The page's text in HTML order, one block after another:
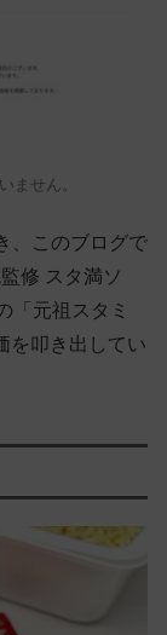
ません。
、このブログで
修 スタ満ソ
「元祖スタミ
を叩き出してい